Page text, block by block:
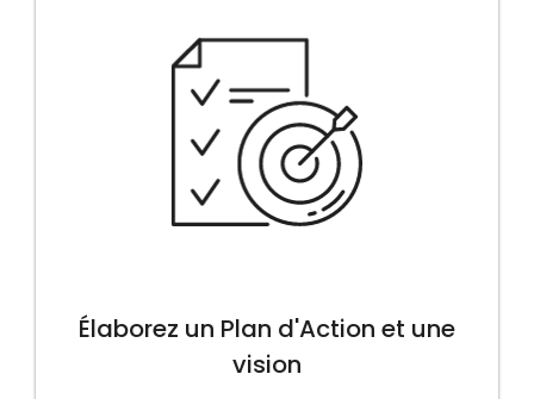
Élaborez un Plan d'Action et une
vision